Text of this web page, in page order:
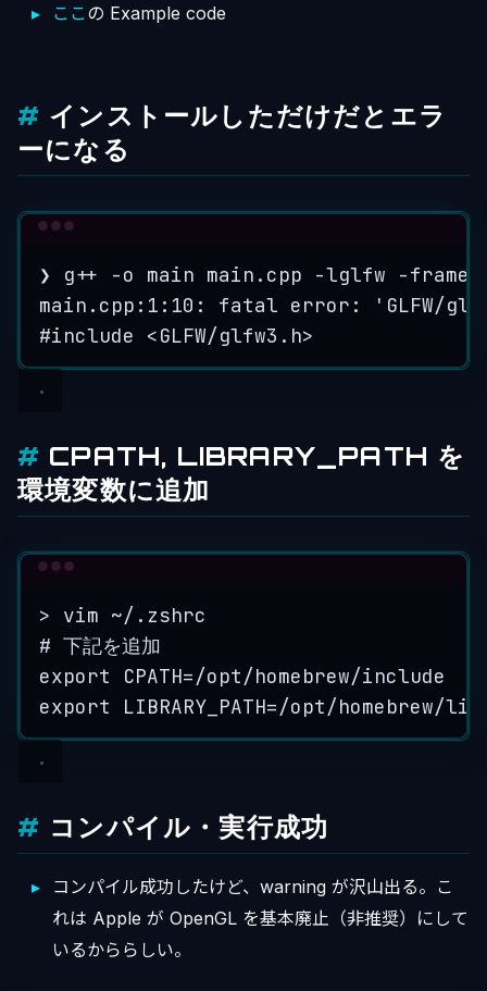
ここの Example code
インストールしただけだとエラ
ーになる
❯ g++ -o main main.cpp -lglfw
-
main.cpp:1:10:
fatal error: ' GLFW/
#include <GLFW/glfw3.h>
CPATH, LIBRARY_PATH を
環境変数に追加
> vim ~/.zshrc
# 下記を追加
export
CPATH=/opt/homebrew/include
export
LIBRARY_PATH=/opt/homebrew/lib
コンパイル・実行成功
コンパイル成功したけど、warning が沢山出る。こ
れは Apple が OpenGL を基本廃止（非推奨）にして
いるかららしい。